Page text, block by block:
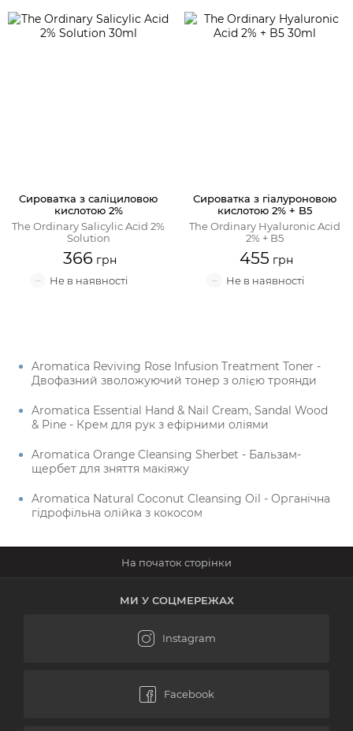
Сироватка з саліциловою
кислотою 2%
The Ordinary Salicylic Acid 2%
Solution
366
Сироватка з гіалуроновою
кислотою 2% + B5
The Ordinary Hyaluronic Acid
2% + B5
455
Aromatica Reviving Rose Infusion Treatment Toner -
Двофазний зволожуючий тонер з олією троянди
Aromatica Essential Hand & Nail Cream, Sandal Wood
& Pine - Крем для рук з ефірними оліями
Aromatica Orange Cleansing Sherbet - Бальзам-
щербет для зняття макіяжу
Aromatica Natural Coconut Cleansing Oil - Органічна
гідрофільна олійка з кокосом
МИ У СОЦМЕРЕЖАХ